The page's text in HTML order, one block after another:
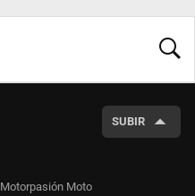
SUBIR
Motorpasión Moto